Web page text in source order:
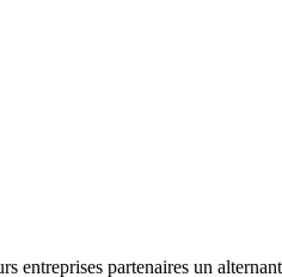
entreprises partenaires un